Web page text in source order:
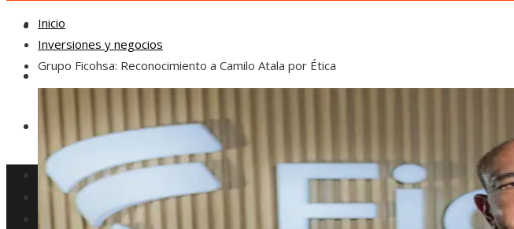
Inversiones y negocios
Responsabilidad social
Ciencia y tecnología
Cultura y ocio
Inversiones y negocios
Responsabilidad social
Inicio
Inversiones y negocios
Grupo Ficohsa: Reconocimiento a Camilo Atala por Ética